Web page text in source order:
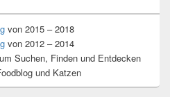
von 2015 – 2018
von 2012 – 2014
Suchen, Finden und Entdecken
und Katzen